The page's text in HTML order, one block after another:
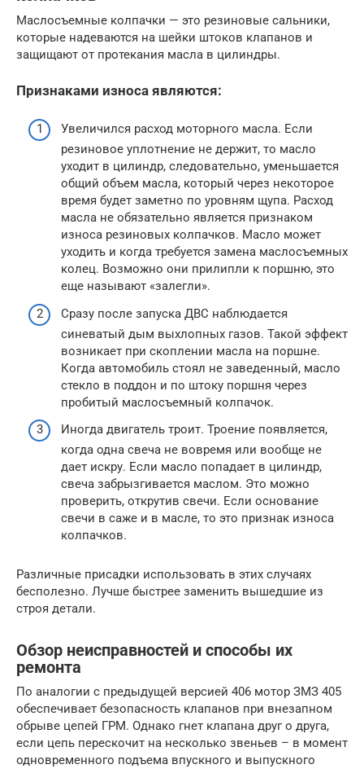
Маслосъемные колпачки — это резиновые сальники,
которые надеваются на шейки штоков клапанов и
защищают от протекания масла в цилиндры.
Признаками износа являются:
Увеличился расход моторного масла. Если
резиновое уплотнение не держит, то масло
уходит в цилиндр, следовательно, уменьшается
общий объем масла, который через некоторое
время будет заметно по уровням щупа. Расход
масла не обязательно является признаком
износа резиновых колпачков. Масло может
уходить и когда требуется замена маслосъемных
колец. Возможно они прилипли к поршню, это
еще называют «залегли».
Сразу после запуска ДВС наблюдается
синеватый дым выхлопных газов. Такой эффект
возникает при скоплении масла на поршне.
Когда автомобиль стоял не заведенный, масло
стекло в поддон и по штоку поршня через
пробитый маслосъемный колпачок.
Иногда двигатель троит. Троение появляется,
когда одна свеча не вовремя или вообще не
дает искру. Если масло попадает в цилиндр,
свеча забрызгивается маслом. Это можно
проверить, открутив свечи. Если основание
свечи в саже и в масле, то это признак износа
колпачков.
Различные присадки использовать в этих случаях
бесполезно. Лучше быстрее заменить вышедшие из
строя детали.
Обзор неисправностей и способы их
ремонта
По аналогии с предыдущей версией 406 мотор ЗМЗ 405
обеспечивает безопасность клапанов при внезапном
обрыве цепей ГРМ. Однако гнет клапана друг о друга,
если цепь перескочит на несколько звеньев – в момент
одновременного подъема впускного и выпускного